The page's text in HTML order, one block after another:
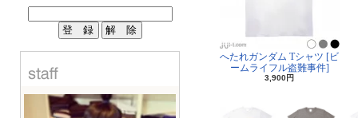
へたれガンダム Tシャツ [ビ
ームライフル盗難事件]
3,900円